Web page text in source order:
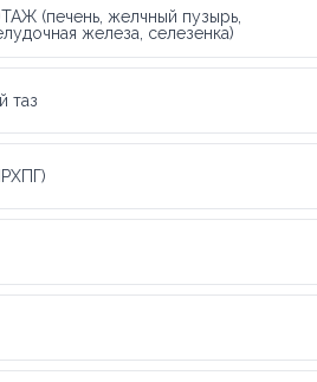
(печень, желчный пузырь,
железа, селезенка)
таз